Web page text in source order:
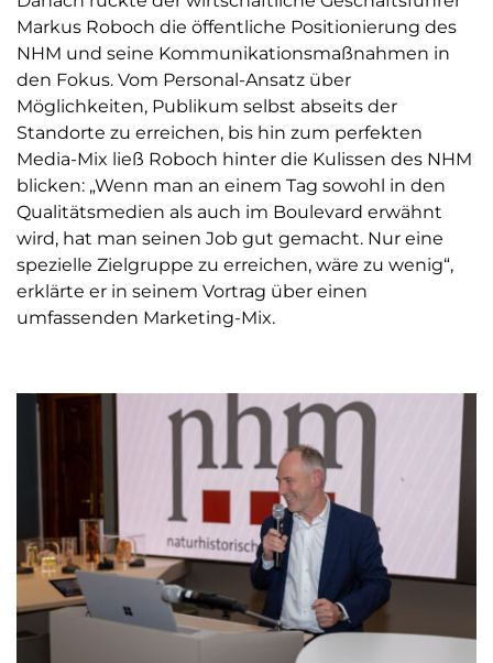
Markus Roboch die öffentliche Positionierung des
NHM und seine Kommunikationsmaßnahmen in
den Fokus. Vom Personal-Ansatz über
Möglichkeiten, Publikum selbst abseits der
Standorte zu erreichen, bis hin zum perfekten
Media-Mix ließ Roboch hinter die Kulissen des NHM
blicken: „Wenn man an einem Tag sowohl in den
Qualitätsmedien als auch im Boulevard erwähnt
wird, hat man seinen Job gut gemacht. Nur eine
spezielle Zielgruppe zu erreichen, wäre zu wenig“,
erklärte er in seinem Vortrag über einen
umfassenden Marketing-Mix.